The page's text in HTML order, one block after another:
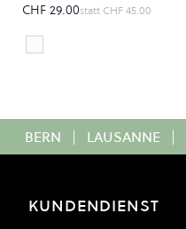
CHF 29.00statt CHF 45.00
Colour
white
BERN | LAUSANNE |
KUNDENDIENST